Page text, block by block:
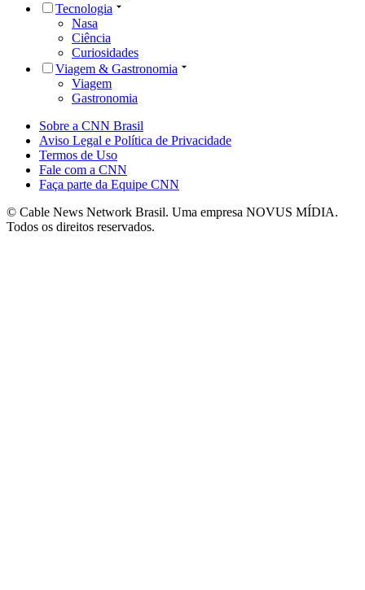
Tecnologia
Nasa
Ciência
Curiosidades
Viagem & Gastronomia
Viagem
Gastronomia
Sobre a CNN Brasil
Aviso Legal e Política de Privacidade
Termos de Uso
Fale com a CNN
Faça parte da Equipe CNN
© Cable News Network Brasil. Uma empresa NOVUS MÍDIA.
Todos os direitos reservados.